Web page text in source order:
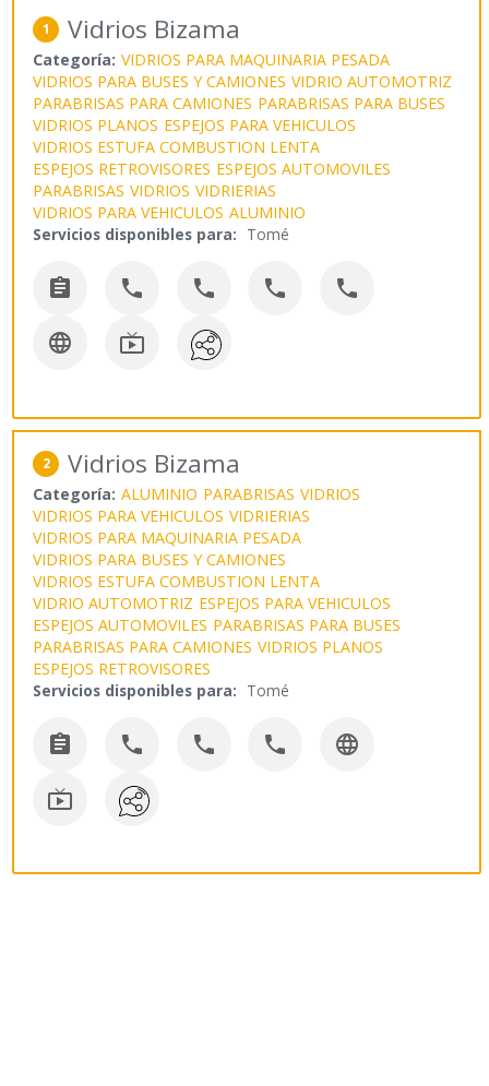
1 Vidrios Bizama
Categoría: VIDRIOS PARA MAQUINARIA PESADA
VIDRIOS PARA BUSES Y CAMIONES VIDRIO AUTOMOTRIZ
PARABRISAS PARA CAMIONES PARABRISAS PARA BUSES
VIDRIOS PLANOS ESPEJOS PARA VEHICULOS
VIDRIOS ESTUFA COMBUSTION LENTA
ESPEJOS RETROVISORES ESPEJOS AUTOMOVILES
PARABRISAS VIDRIOS VIDRIERIAS
VIDRIOS PARA VEHICULOS ALUMINIO
Servicios disponibles para: Tomé
    
 
2 Vidrios Bizama
Categoría: ALUMINIO PARABRISAS VIDRIOS
VIDRIOS PARA VEHICULOS VIDRIERIAS
VIDRIOS PARA MAQUINARIA PESADA
VIDRIOS PARA BUSES Y CAMIONES
VIDRIOS ESTUFA COMBUSTION LENTA
VIDRIO AUTOMOTRIZ ESPEJOS PARA VEHICULOS
ESPEJOS AUTOMOVILES PARABRISAS PARA BUSES
PARABRISAS PARA CAMIONES VIDRIOS PLANOS
ESPEJOS RETROVISORES
Servicios disponibles para: Tomé
    
